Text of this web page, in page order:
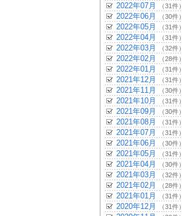
2022年07月 （31件）
2022年06月 （30件）
2022年05月 （31件）
2022年04月 （31件）
2022年03月 （32件）
2022年02月 （28件）
2022年01月 （31件）
2021年12月 （31件）
2021年11月 （30件）
2021年10月 （31件）
2021年09月 （30件）
2021年08月 （31件）
2021年07月 （31件）
2021年06月 （30件）
2021年05月 （31件）
2021年04月 （30件）
2021年03月 （32件）
2021年02月 （28件）
2021年01月 （31件）
2020年12月 （31件）